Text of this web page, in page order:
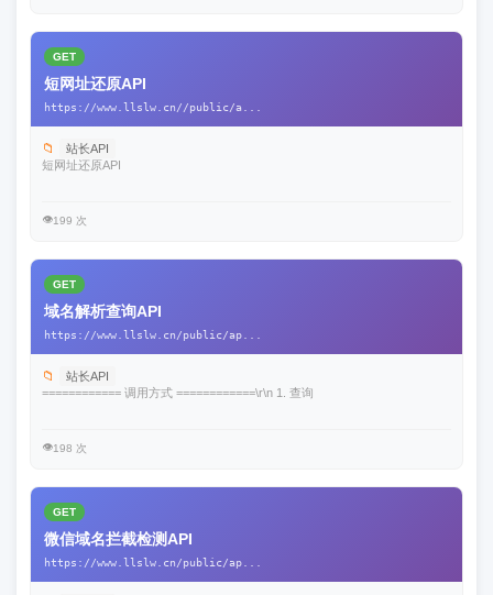
GET
短网址还原API
https://www.llslw.cn//public/a...
📁
站长API
短网址还原API
👁️199 次
GET
域名解析查询API
https://www.llslw.cn/public/ap...
📁
站长API
============ 调用方式 ============\r\n 1. 查询
👁️198 次
GET
微信域名拦截检测API
https://www.llslw.cn/public/ap...